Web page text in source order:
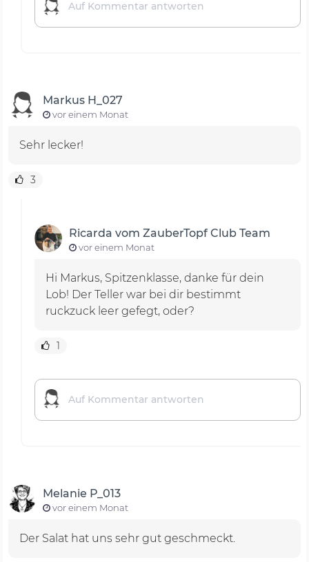
Markus H_027
vor einem Monat
Sehr lecker!
3
Ricarda vom ZauberTopf Club Team
vor einem Monat
Hi Markus, Spitzenklasse, danke für dein
Lob! Der Teller war bei dir bestimmt
ruckzuck leer gefegt, oder?
1
Melanie P_013
vor einem Monat
Der Salat hat uns sehr gut geschmeckt.